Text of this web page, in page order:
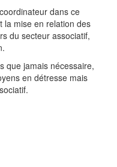
dans ce
la mise en relation des
du secteur associatif,
que jamais nécessaire,
en détresse mais